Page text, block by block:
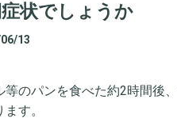
状でしょうか
13
等のパンを食べた約2時間後
す。